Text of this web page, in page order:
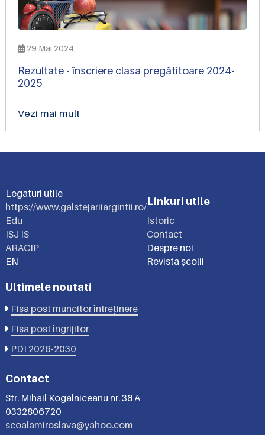
29 Mai 2024
Rezultate - înscriere clasa pregătitoare 2024-
2025
Vezi mai mult
Ultimele noutati
Fișa post muncitor întreținere
Fișa post îngrijitor
PDI 2026-2030
Legaturi utile
https://www.galstejariiargintii.ro/
Edu
ISJ IS
ARACIP
EN
Linkuri utile
Istoric
Contact
Despre noi
Revista școlii
Contact
Str. Mihail Kogalniceanu nr. 38 A
0332806720
scoalamiroslava@yahoo.com